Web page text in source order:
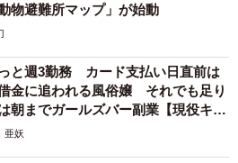
物避難所マップ」が始動
と週3勤務 カード支払い日直前は
金に追われる風俗嬢 それでも足り
朝までガールズバー副業【現役キャ
】
亜妖